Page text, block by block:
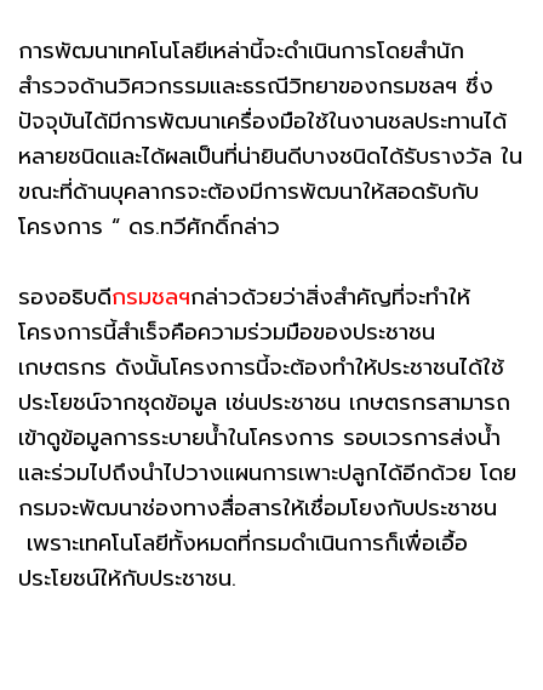
การพัฒนาเทคโนโลยีเหล่านี้จะดำเนินการโดยสำนัก
สำรวจด้านวิศวกรรมและธรณีวิทยาของกรมชลฯ ซึ่ง
ปัจจุบันได้มีการพัฒนาเครื่องมือใช้ในงานชลประทานได้
หลายชนิดและได้ผลเป็นที่น่ายินดีบางชนิดได้รับรางวัล ใน
ขณะที่ด้านบุคลากรจะต้องมีการพัฒนาให้สอดรับกับ
โครงการ “ ดร.ทวีศักดิ์กล่าว
รองอธิบดีกรมชลฯกล่าวด้วยว่าสิ่งสำคัญที่จะทำให้
โครงการนี้สำเร็จคือความร่วมมือของประชาชน
เกษตรกร ดังนั้นโครงการนี้จะต้องทำให้ประชาชนได้ใช้
ประโยชน์จากชุดข้อมูล เช่นประชาชน เกษตรกรสามารถ
เข้าดูข้อมูลการระบายน้ำในโครงการ รอบเวรการส่งน้ำ
และร่วมไปถึงนำไปวางแผนการเพาะปลูกได้อีกด้วย โดย
กรมจะพัฒนาช่องทางสื่อสารให้เชื่อมโยงกับประชาชน
เพราะเทคโนโลยีทั้งหมดที่กรมดำเนินการก็เพื่อเอื้อ
ประโยชน์ให้กับประชาชน.